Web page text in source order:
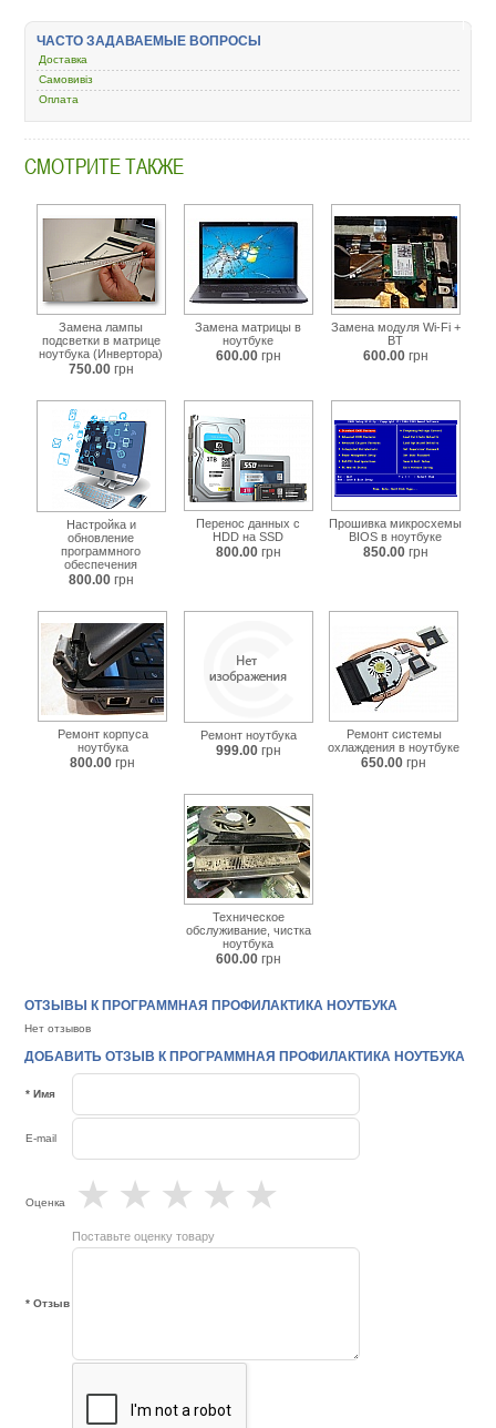
service.com.uacatalog/5377-
nashi-
uslugi/5738-
remont-
noutbukov/160731-.html
ЧАСТО ЗАДАВАЕМЫЕ ВОПРОСЫ
Доставка
Самовивіз
Оплата
СМОТРИТЕ ТАКЖЕ
Замена лампы
подсветки в матрице
ноутбука (Инвертора)
750.00 грн
Замена матрицы в
ноутбуке
600.00 грн
Замена модуля Wi-Fi +
BT
600.00 грн
Настройка и
обновление
программного
обеспечения
800.00 грн
Перенос данных c
HDD на SSD
800.00 грн
Прошивка микросхемы
BIOS в ноутбуке
850.00 грн
Ремонт корпуса
ноутбука
800.00 грн
Ремонт ноутбука
999.00 грн
Ремонт системы
охлаждения в ноутбуке
650.00 грн
Техническое
обслуживание, чистка
ноутбука
600.00 грн
ОТЗЫВЫ К ПРОГРАММНАЯ ПРОФИЛАКТИКА НОУТБУКА
Нет отзывов
ДОБАВИТЬ ОТЗЫВ К ПРОГРАММНАЯ ПРОФИЛАКТИКА НОУТБУКА
* Имя
E-mail
Оценка ★
★
★
★
★
Поставьте оценку товару
* Отзыв